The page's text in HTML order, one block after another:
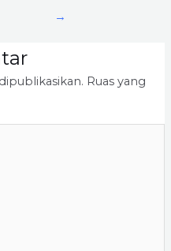
→
Ruas yang